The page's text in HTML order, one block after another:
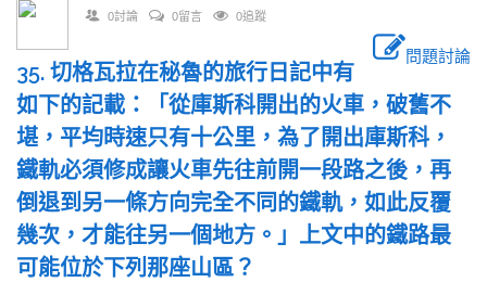
0討論 0留言 0追蹤
問題討論
35. 切格瓦拉在秘魯的旅行日記中有
如下的記載：「從庫斯科開出的火車，破舊不
堪，平均時速只有十公里，為了開出庫斯科，
鐵軌必須修成讓火車先往前開一段路之後，再
倒退到另一條方向完全不同的鐵軌，如此反覆
幾次，才能往另一個地方。」上文中的鐵路最
可能位於下列那座山區？